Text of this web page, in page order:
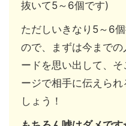
抜いて5～6個です)
ただしいきなり5～6
ので、まずは今まで
ードを思い出して、
ージで相手に伝えら
しょう！